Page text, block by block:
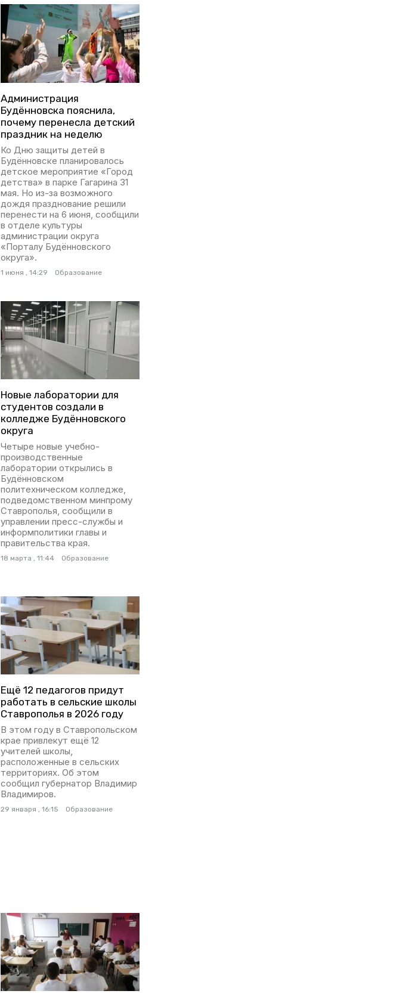
Администрация
Будённовска пояснила,
почему перенесла детский
праздник на неделю
Ко Дню защиты детей в
Будённовске планировалось
детское мероприятие «Город
детства» в парке Гагарина 31
мая. Но из-за возможного
дождя празднование решили
перенести на 6 июня, сообщили
в отделе культуры
администрации округа
«Порталу Будённовского
округа».
1 июня , 14:29 Образование
Новые лаборатории для
студентов создали в
колледже Будённовского
округа
Четыре новые учебно-
производственные
лаборатории открылись в
Будённовском
политехническом колледже,
подведомственном минпрому
Ставрополья, сообщили в
управлении пресс-службы и
информполитики главы и
правительства края.
18 марта , 11:44 Образование
Ещё 12 педагогов придут
работать в сельские школы
Ставрополья в 2026 году
В этом году в Ставропольском
крае привлекут ещё 12
учителей школы,
расположенные в сельских
территориях. Об этом
сообщил губернатор Владимир
Владимиров.
29 января , 16:15 Образование